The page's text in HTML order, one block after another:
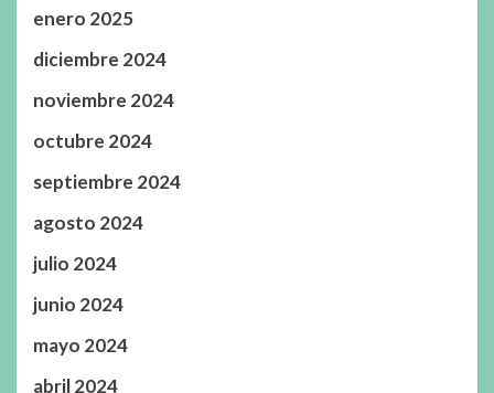
enero 2025
diciembre 2024
noviembre 2024
octubre 2024
septiembre 2024
agosto 2024
julio 2024
junio 2024
mayo 2024
abril 2024